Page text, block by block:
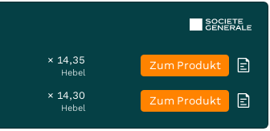
× 14,35
Hebel
Zum Produkt
× 14,30
Hebel
Zum Produkt